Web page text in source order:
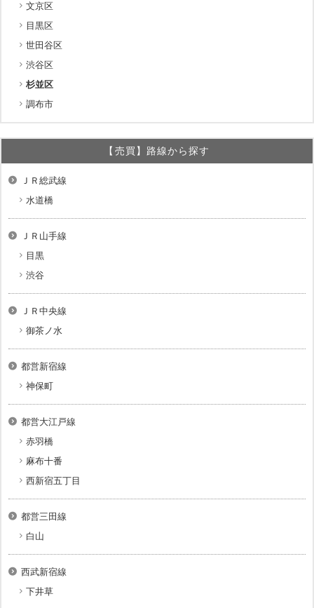
文京区
目黒区
世田谷区
渋谷区
杉並区
調布市
【売買】路線から探す
ＪＲ総武線
水道橋
ＪＲ山手線
目黒
渋谷
ＪＲ中央線
御茶ノ水
都営新宿線
神保町
都営大江戸線
赤羽橋
麻布十番
西新宿五丁目
都営三田線
白山
西武新宿線
下井草